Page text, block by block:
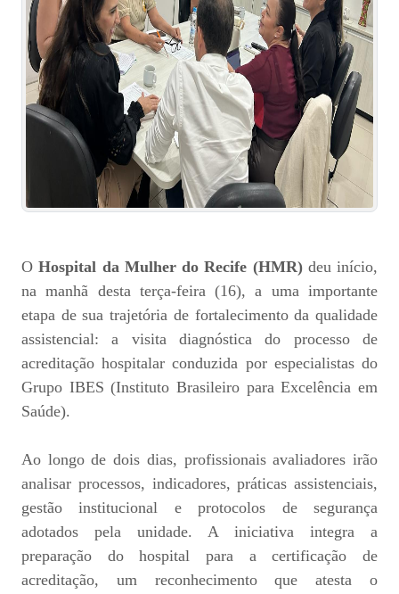
OHospital da Mulher do Recife (HMR) deu início,
na manhã desta terça-feira (16), a uma importante
etapa de sua trajetória de fortalecimento da qualidade
assistencial: a visita diagnóstica do processo de
acreditação hospitalar conduzida por especialistas do
Grupo IBES (Instituto Brasileiro para Excelência em
Saúde).
Ao longo de dois dias, profissionais avaliadores irão
analisar processos, indicadores, práticas assistenciais,
gestão institucional e protocolos de segurança
adotados pela unidade. A iniciativa integra a
preparação do hospital para a certificação de
acreditação, um reconhecimento que atesta o